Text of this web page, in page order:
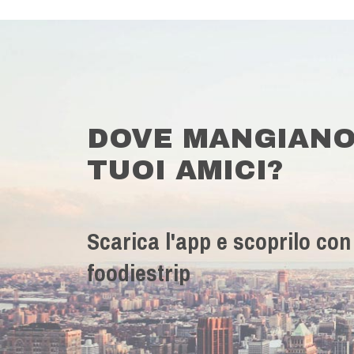
DOVE
TUOI AMICI?
Scarica l'app e scoprilo con
foodiestrip